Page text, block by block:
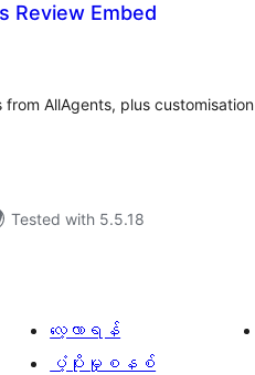
Review Embed
AllAgents, plus customisation
Tested with 5.5.18
လေ့လာရန်
ပံ့ပိုးမှုစနစ်